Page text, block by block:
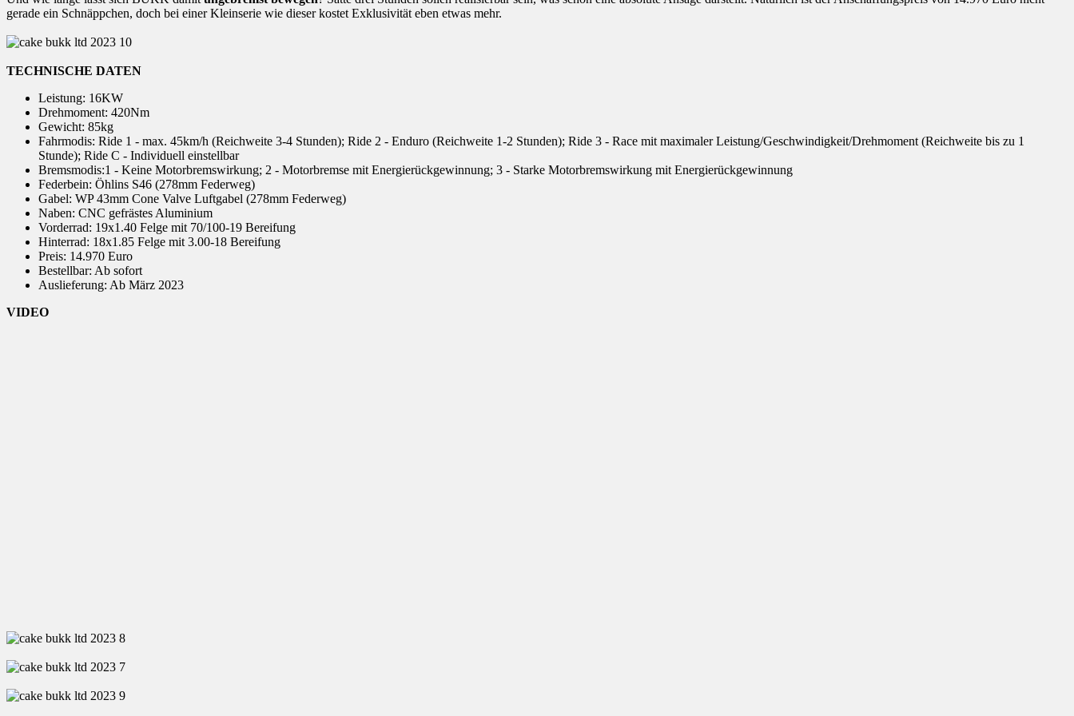
gerade ein Schnäppchen, doch bei einer Kleinserie wie dieser kostet Exklusivität eben etwas mehr.
TECHNISCHE DATEN
Leistung: 16KW
Drehmoment: 420Nm
Gewicht: 85kg
Fahrmodis: Ride 1 - max. 45km/h (Reichweite 3-4 Stunden); Ride 2 - Enduro (Reichweite 1-2 Stunden); Ride 3 - Race mit maximaler Leistung/Geschwindigkeit/Drehmoment (Reichweite bis zu 1
Stunde); Ride C - Individuell einstellbar
Bremsmodis:1 - Keine Motorbremswirkung; 2 - Motorbremse mit Energierückgewinnung; 3 - Starke Motorbremswirkung mit Energierückgewinnung
Federbein: Öhlins S46 (278mm Federweg)
Gabel: WP 43mm Cone Valve Luftgabel (278mm Federweg)
Naben: CNC gefrästes Aluminium
Vorderrad: 19x1.40 Felge mit 70/100-19 Bereifung
Hinterrad: 18x1.85 Felge mit 3.00-18 Bereifung
Preis: 14.970 Euro
Bestellbar: Ab sofort
Auslieferung: Ab März 2023
VIDEO